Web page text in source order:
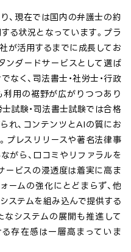
、現在では国内の弁護士の約
る状況となっています。プラ
が活用するまでに成長してお
ンダードサービスとして選ば
なく、司法書士・社労士・行政
用の裾野が広がりつつあり
試験・司法書士試験では合格
れ、コンテンツとAIの質にお
プレスリリースや著名法律事
がら、口コミやリファラルを
ービスの浸透度は着実に高ま
ームの強化にとどまらず、他
テムを組み込んで提供する
システムの展開も推進して
存在感は一層高まっていま